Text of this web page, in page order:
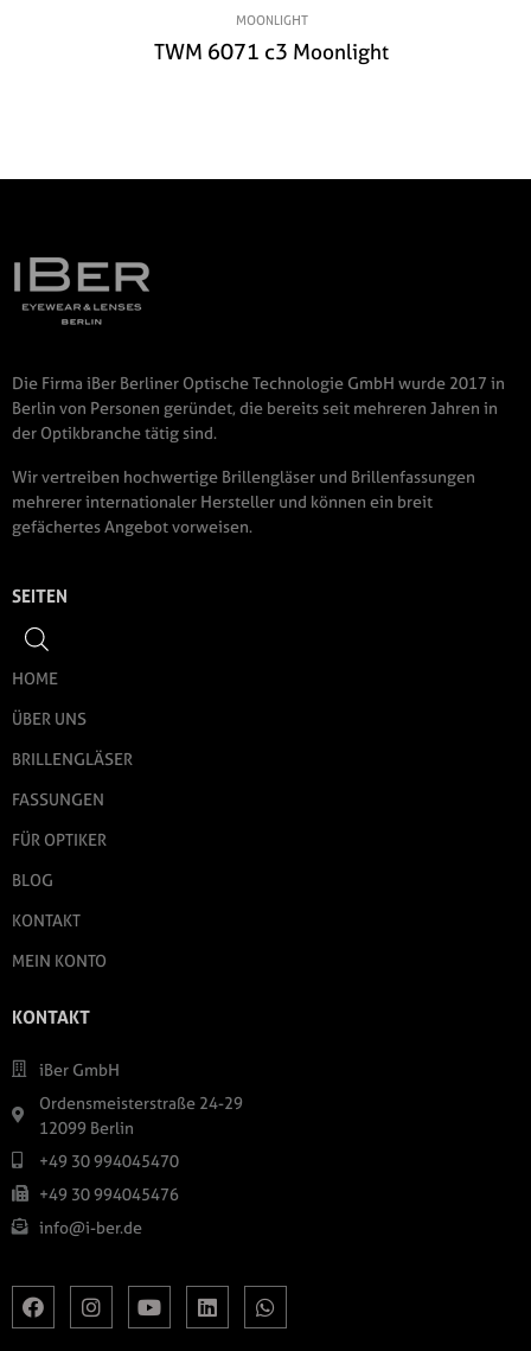
MOONLIGHT
TWM 6071 c3 Moonlight
Die Firma iBer Berliner Optische Technologie GmbH wurde 2017 in
Berlin von Personen geründet, die bereits seit mehreren Jahren in
der Optikbranche tätig sind.
Wir vertreiben hochwertige Brillengläser und Brillenfassungen
mehrerer internationaler Hersteller und können ein breit
gefächertes Angebot vorweisen.
SEITEN
HOME
ÜBER UNS
BRILLENGLÄSER
FASSUNGEN
FÜR OPTIKER
BLOG
KONTAKT
MEIN KONTO
KONTAKT
iBer GmbH
Ordensmeisterstraße 24-29
12099 Berlin
+49 30 994045470
+49 30 994045476
info@i-ber.de